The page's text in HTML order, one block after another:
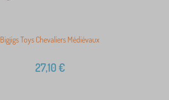
Bigjigs Toys Chevaliers Médiévaux
27,10€